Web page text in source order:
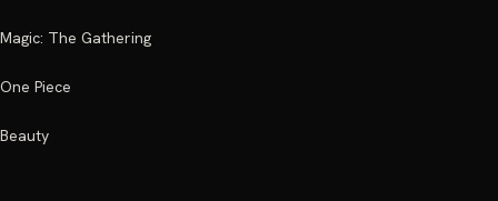
Magic: The Gathering
One Piece
Beauty